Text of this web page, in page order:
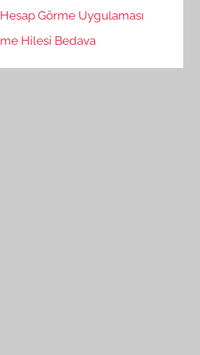
Görme Uygulaması
Hilesi Bedava